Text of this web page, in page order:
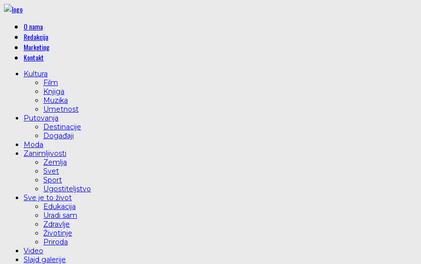
O nama
Redakcija
Marketing
Kontakt
Kultura
Film
Knjiga
Muzika
Umetnost
Putovanja
Destinacije
Događaji
Moda
Zanimljivosti
Zemlja
Svet
Sport
Ugostiteljstvo
Sve je to život
Edukacija
Uradi sam
Zdravlje
Životinje
Priroda
Video
Slajd galerije